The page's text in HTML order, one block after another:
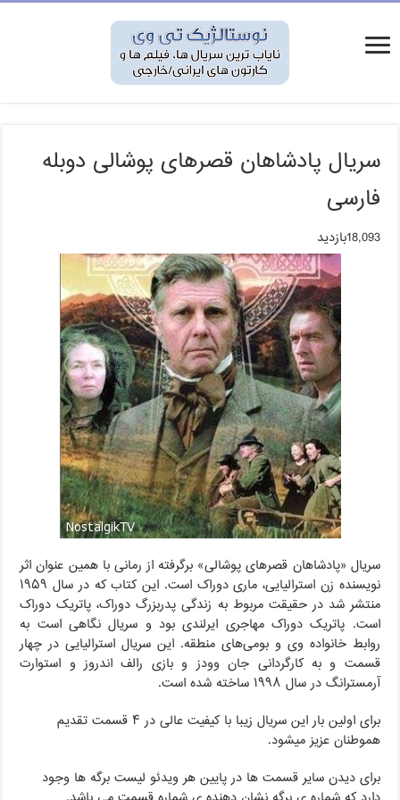
سریال پادشاهان قصرهای پوشالی دوبله
فارسی
18,093بازدید
سریال «پادشاهان قصرهای پوشالی» برگرفته از رمانی با همین عنوان اثر
نویسنده زن استرالیایی، ماری دوراک است. این کتاب که در سال ۱۹۵۹
منتشر شد در حقیقت مربوط به زندگی پدربزرگ دوراک، پاتریک دوراک
است. پاتریک دوراک مهاجری ایرلندی بود و سریال نگاهی است به
روابط خانواده وی و بومی‌های منطقه. این سریال استرالیایی در چهار
قسمت و به کارگردانی جان وودز و بازی رالف اندروز و استوارت
آرمسترانگ در سال ۱۹۹۸ ساخته شده است.
برای اولین بار این سریال زیبا با کیفیت عالی در ۴ قسمت تقدیم
هموطنان عزیز میشود.
برای دیدن سایر قسمت ها در پایین هر ویدئو لیست برگه ها وجود